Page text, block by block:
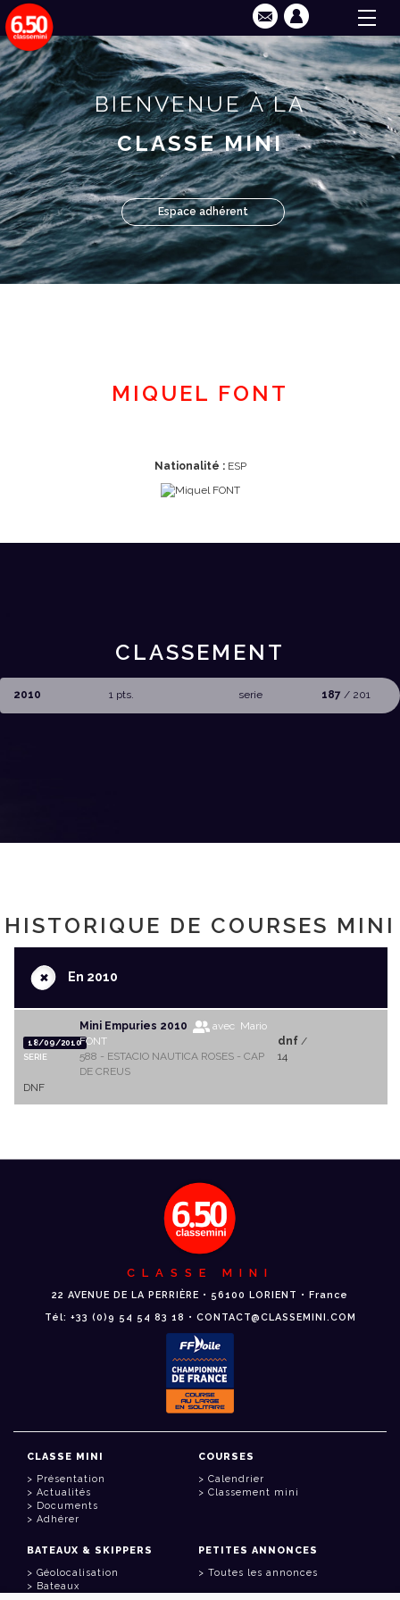
BIENVENUE À LA
CLASSE MINI
Espace adhérent
MIQUEL FONT
Nationalité :ESP
CLASSEMENT
2010 1 pts. serie 187 / 201
HISTORIQUE DE COURSES MINI
+En 2010
18/09/2010
SERIE
Mini Empuries 2010
avec Mario
FONT
588 - ESTACIO NAUTICA ROSES - CAP
DE CREUS
dnf/
14
DNF
CLASSE MINI
22 AVENUE DE LA PERRIÈRE • 56100 LORIENT • France
Tél: +33 (0)9 54 54 83 18 • CONTACT@CLASSEMINI.COM
CLASSE MINI
Présentation
Actualités
Documents
Adhérer
COURSES
Calendrier
Classement mini
BATEAUX & SKIPPERS
Géolocalisation
Bateaux
PETITES ANNONCES
Toutes les annonces